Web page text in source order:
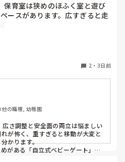
保育室は狭めのほふく室と遊び
ースがあります。広すぎると走
ので、活動によってパーテーシ
と体が当たると倒れたり、つか
ては共倒れになったりで危険で
うと活動によって柔軟に移動す
ていましたが、移動が大変で使
かって倒れた時に怖い思いをし
工夫されていますか？
2 ・ 3日前
の職種, 幼稚園
さ調整と安全面の両立は悩ましい
が怖く、重すぎると移動が大変と
かります。
がある「自立式ベビーゲート」な